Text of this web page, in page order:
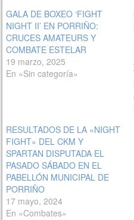
GALA DE BOXEO ‘FIGHT
NIGHT II’ EN PORRIÑO:
CRUCES AMATEURS Y
COMBATE ESTELAR
19 marzo, 2025
En «Sin categoría»
RESULTADOS DE LA «NIGHT
FIGHT» DEL CKM Y
SPARTAN DISPUTADA EL
PASADO SÁBADO EN EL
PABELLÓN MUNICIPAL DE
PORRIÑO
17 mayo, 2024
En «Combates»